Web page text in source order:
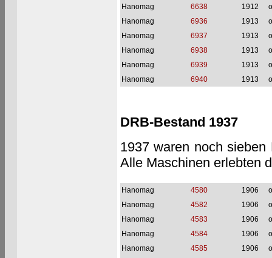
Hanomag 6638 1912
Hanomag
6936 1913
Hanomag
6937 1913
Hanomag
6938 1913
Hanomag
6939 1913
Hanomag
6940 1913
DRB-Bestand 1937
1937 waren noch
Alle Maschinen erlebten
Hanomag 4580 1906
Hanomag
4582 1906
Hanomag
4583 1906
Hanomag
4584 1906
Hanomag
4585 1906